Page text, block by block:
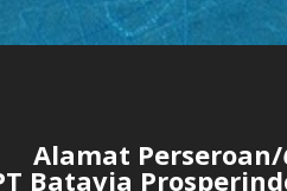
Alamat Perseroan/
Batavia